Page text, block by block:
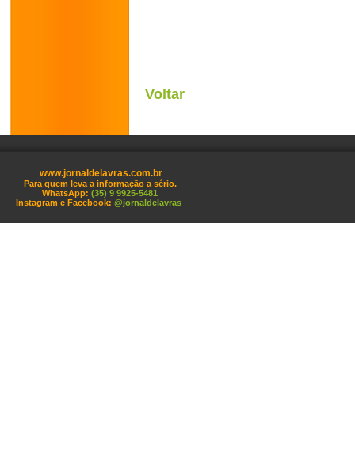
Voltar
www.jornaldelavras.com.br
Para quem leva a informação a sério.
WhatsApp: (35) 9 9925-5481
Instagram e Facebook: @jornaldelavras